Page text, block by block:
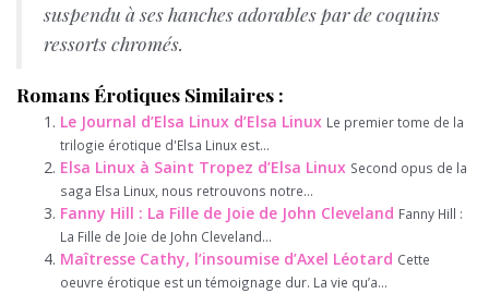
suspendu à ses hanches adorables par de coquins
ressorts chromés.
Romans Érotiques Similaires :
Le Journal d’Elsa Linux d’Elsa Linux Le premier tome de la
trilogie érotique d'Elsa Linux est...
Elsa Linux à Saint Tropez d’Elsa Linux Second opus de la
saga Elsa Linux, nous retrouvons notre...
Fanny Hill : La Fille de Joie de John Cleveland Fanny Hill :
La Fille de Joie de John Cleveland...
Maîtresse Cathy, l’insoumise d’Axel Léotard Cette
oeuvre érotique est un témoignage dur. La vie qu’a...